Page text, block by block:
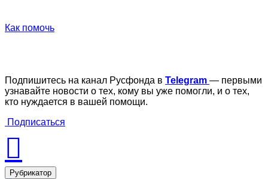
Как помочь
Подпишитесь на канал Русфонда в Telegram — первыми
узнавайте новости о тех, кому вы уже помогли, и о тех,
кто нуждается в вашей помощи.
Подписаться
Рубрикатор